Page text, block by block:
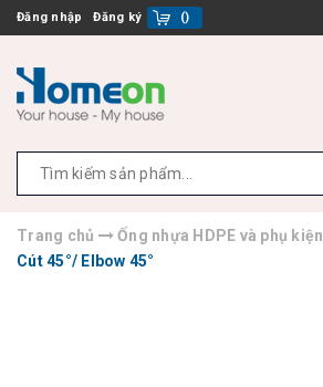
Đăng nhập Đăng ký ()
Trang chủ Ống nhựa HDPE và phụ kiện
Cút 45°/ Elbow 45°